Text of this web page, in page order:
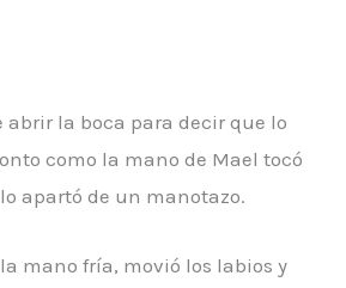
abrir la boca para decir que lo
como la mano de Mael tocó
apartó de un manotazo.
mano fría, movió los labios y